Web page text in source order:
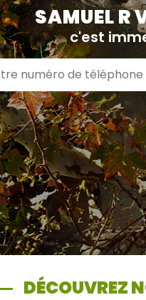
SAMUEL R
c'est
DÉCOUVREZ